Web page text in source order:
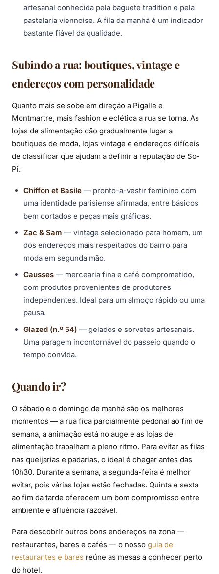
artesanal conhecida pela baguete tradition e pela
pastelaria viennoise. A fila da manhã é um indicador
bastante fiável da qualidade.
Subindo a rua: boutiques, vintage e
endereços com personalidade
Quanto mais se sobe em direção a Pigalle e
Montmartre, mais fashion e eclética a rua se torna. As
lojas de alimentação dão gradualmente lugar a
boutiques de moda, lojas vintage e endereços difíceis
de classificar que ajudam a definir a reputação de So-
Pi.
Chiffon et Basile — pronto-a-vestir feminino com
uma identidade parisiense afirmada, entre básicos
bem cortados e peças mais gráficas.
Zac & Sam — vintage selecionado para homem, um
dos endereços mais respeitados do bairro para
moda em segunda mão.
Causses — mercearia fina e café comprometido,
com produtos provenientes de produtores
independentes. Ideal para um almoço rápido ou uma
pausa.
Glazed (n.º 54) — gelados e sorvetes artesanais.
Uma paragem incontornável do passeio quando o
tempo convida.
Quando ir?
O sábado e o domingo de manhã são os melhores
momentos — a rua fica parcialmente pedonal ao fim de
semana, a animação está no auge e as lojas de
alimentação trabalham a pleno ritmo. Para evitar as filas
nas queijarias e padarias, o ideal é chegar antes das
10h30. Durante a semana, a segunda-feira é melhor
evitar, pois várias lojas estão fechadas. Quinta e sexta
ao fim da tarde oferecem um bom compromisso entre
ambiente e afluência razoável.
Para descobrir outros bons endereços na zona —
restaurantes, bares e cafés — o nosso guia de
restaurantes e bares reúne as mesas a conhecer perto
do hotel.